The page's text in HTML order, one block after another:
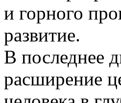
и горного
развитие.
В последнее
расширение